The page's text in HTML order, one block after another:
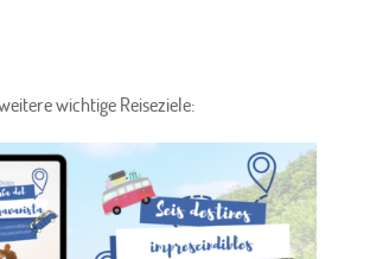
wichtige Reiseziele: